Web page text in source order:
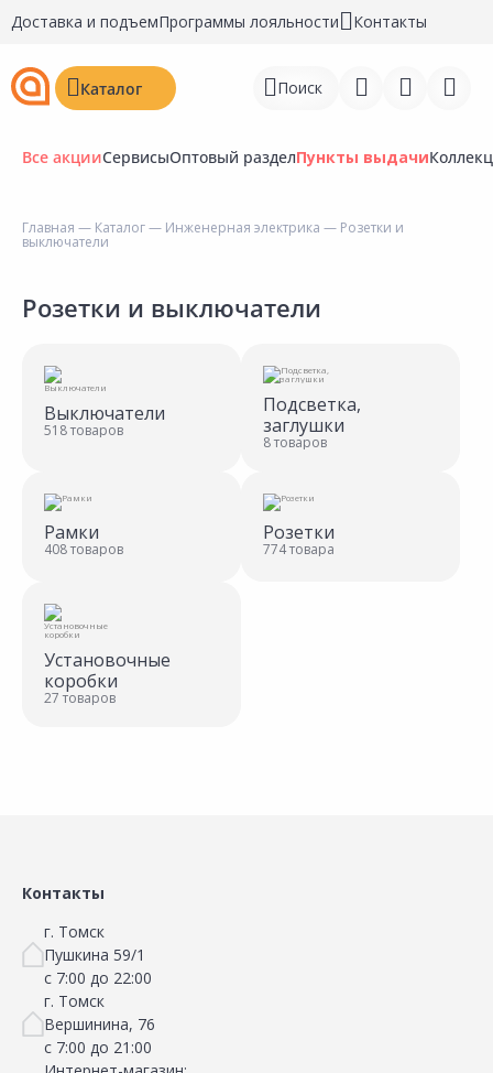
Доставка и подъемПрограммы лояльности Контакты
Каталог Поиск
Регистрация
Избранное
Недавно просмотренные
Все акцииСервисыОптовый разделПункты выдачи
Главная — Каталог— Инженерная электрика — Розетки и
выключатели
Розетки и выключатели
Выключатели
518 товаров
Подсветка,
заглушки
8 товаров
Рамки
408 товаров
Розетки
774 товара
Установочные
коробки
27 товаров
Контакты
г. Томск
Пушкина 59/1
с 7:00 до 22:00
г. Томск
Вершинина, 76
с 7:00 до 21:00